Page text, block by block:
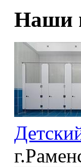
Наши